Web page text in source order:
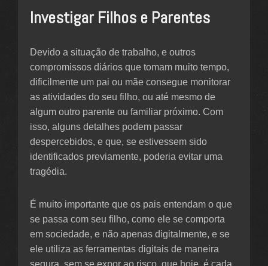
Investigar Filhos e Parentes
Devido a situação de trabalho, e outros
compromissos diários que tomam muito tempo,
dificilmente um pai ou mãe consegue monitorar
as atividades do seu filho, ou até mesmo de
algum outro parente ou familiar próximo. Com
isso, alguns detalhes podem passar
despercebidos, e que, se estivessem sido
identificados previamente, poderia evitar uma
tragédia.
É muito importante que os pais entendam o que
se passa com seu filho, como ele se comporta
em sociedade, e não apenas digitalmente, e se
ele utiliza as ferramentas digitais de maneira